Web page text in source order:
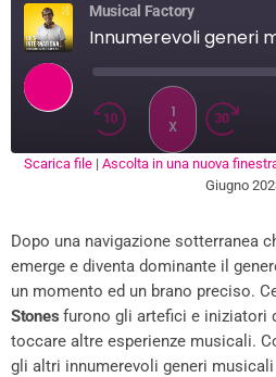
Musical Factory
Innumerevoli generi
1
X
LINK
EMBED
Scarica file| Ascolta in una nuova
Giugno
Dopo una navigazione sotterranea
emerge e diventa dominante il
un momento ed un brano preciso.
Stones furono gli artefici e iniziatori
toccare altre esperienze musicali.
gli altri innumerevoli generi